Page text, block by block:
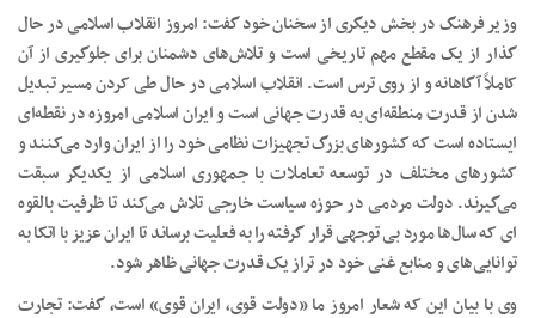
وزیر فرهنگ در بخش دیگری از سخنان خود گفت: امروز انقلاب اسلامی در حال
گذار از یک مقطع مهم تاریخی است و تلاش‌های دشمنان برای جلوگیری از آن
کاملاً آگاهانه و از روی ترس است. انقلاب اسلامی در حال طی کردن مسیر تبدیل
شدن از قدرت منطقه‌ای به قدرت جهانی است و ایران اسلامی امروزه در نقطه‌ای
ایستاده است که کشورهای بزرگ تجهیزات نظامی خود را از ایران وارد می‌کنند و
کشورهای مختلف در توسعه تعاملات با جمهوری اسلامی از یکدیگر سبقت
می‌گیرند. دولت مردمی در حوزه سیاست خارجی تلاش می‌کند تا ظرفیت بالقوه‌
ای که سال‌ها مورد بی توجهی قرار گرفته را به فعلیت برساند تا ایران عزیز با اتکا به
توانایی‌های و منابع غنی خود در تراز یک قدرت جهانی ظاهر شود.
وی با بیان این که شعار امروز ما «دولت قوی، ایران قوی» است، گفت: تجارت